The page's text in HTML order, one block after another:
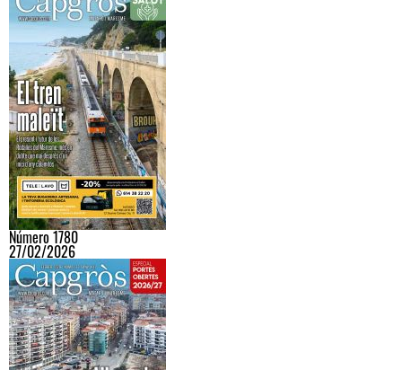
Número 1780
27/02/2026